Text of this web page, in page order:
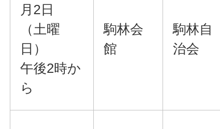
月2日
（土曜
日）
午後2時か
ら
駒林会
館
駒林自
治会